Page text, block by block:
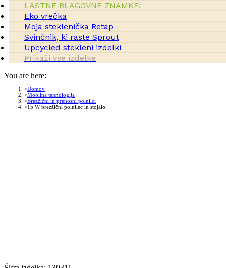
LASTNE BLAGOVNE ZNAMKE:
Eko vrečka
Moja steklenička Retap
Svinčnik, ki raste Sprout
Upcycled stekleni izdelki
Prikaži vse izdelke
You are here:
Domov
Mobilna tehnologija
Brezžični in prenosni polnilci
15 W brezžični polnilec in stojalo